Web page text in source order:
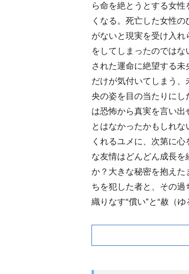
ら命を絶とうとする女
くなる。死亡した女性
がないと現実を受け入
をしてしまったのでは
された運命に絶望する
だけが気付いてしまう
央の姿を目の当たりにし
は恐怖から真実を言い
とはなかったかもしれ
くれるユメに、次第に
な友情はどんどん成長
か？大きな秘密を抱え
ちを犯した者と、その
織りなす“償い”と“赦（ゆ